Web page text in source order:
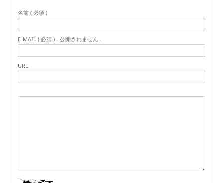
名前 ( 必須 )
E-MAIL ( 必須 ) - 公開されません -
URL